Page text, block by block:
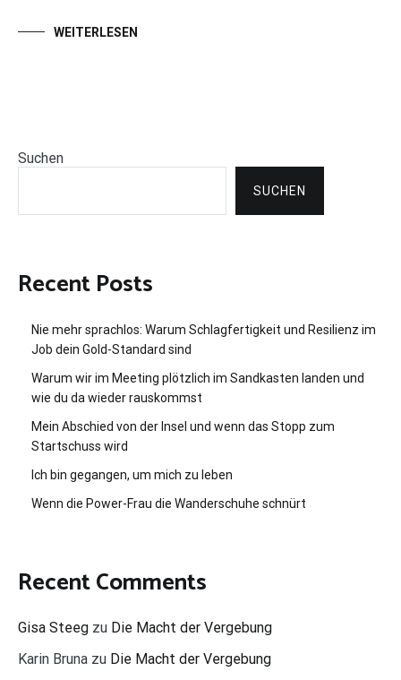
WEITERLESEN
Suchen
SUCHEN
Recent Posts
Nie mehr sprachlos: Warum Schlagfertigkeit und Resilienz im
Job dein Gold-Standard sind
Warum wir im Meeting plötzlich im Sandkasten landen und
wie du da wieder rauskommst
Mein Abschied von der Insel und wenn das Stopp zum
Startschuss wird
Ich bin gegangen, um mich zu leben
Wenn die Power-Frau die Wanderschuhe schnürt
Recent Comments
Gisa Steeg zu Die Macht der Vergebung
Karin Bruna zu Die Macht der Vergebung